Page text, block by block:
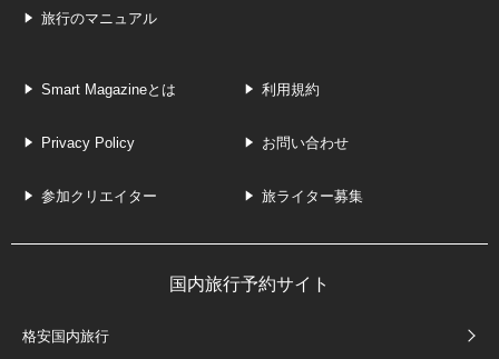
旅行のマニュアル
Smart Magazineとは 利用規約
Privacy Policy お問い合わせ
参加クリエイター 旅ライター募集
国内旅行予約サイト
格安国内旅行